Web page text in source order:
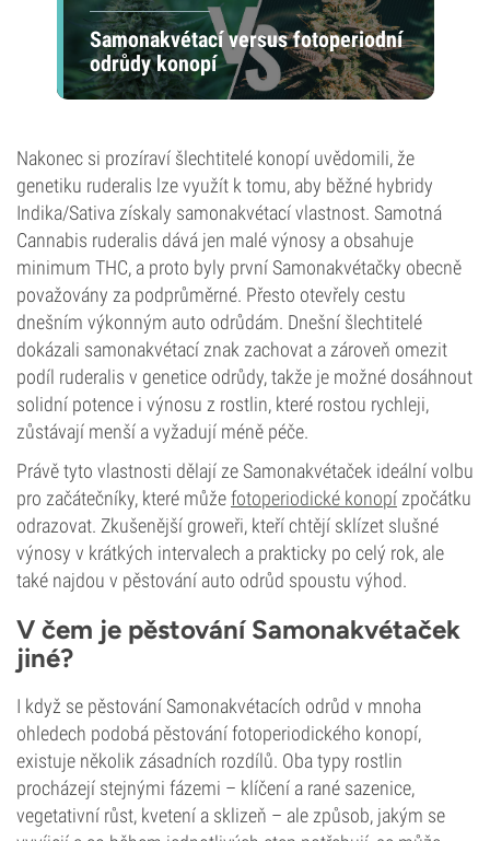
Samonakvétací versus fotoperiodní
odrůdy konopí
Nakonec si prozíraví šlechtitelé konopí uvědomili, že
genetiku ruderalis lze využít k tomu, aby běžné hybridy
Indika/Sativa získaly samonakvétací vlastnost. Samotná
Cannabis ruderalis dává jen malé výnosy a obsahuje
minimum THC, a proto byly první Samonakvétačky obecně
považovány za podprůměrné. Přesto otevřely cestu
dnešním výkonným auto odrůdám. Dnešní šlechtitelé
dokázali samonakvétací znak zachovat a zároveň omezit
podíl ruderalis v genetice odrůdy, takže je možné dosáhnout
solidní potence i výnosu z rostlin, které rostou rychleji,
zůstávají menší a vyžadují méně péče.
Právě tyto vlastnosti dělají ze Samonakvétaček ideální volbu
pro začátečníky, které můžefotoperiodické konopí zpočátku
odrazovat. Zkušenější groweři, kteří chtějí sklízet slušné
výnosy v krátkých intervalech a prakticky po celý rok, ale
také najdou v pěstování auto odrůd spoustu výhod.
V čem je pěstování Samonakvétaček
jiné?
I když se pěstování Samonakvétacích odrůd v mnoha
ohledech podobá pěstování fotoperiodického konopí,
existuje několik zásadních rozdílů. Oba typy rostlin
procházejí stejnými fázemi – klíčení a rané sazenice,
vegetativní růst, kvetení a sklizeň – ale způsob, jakým se